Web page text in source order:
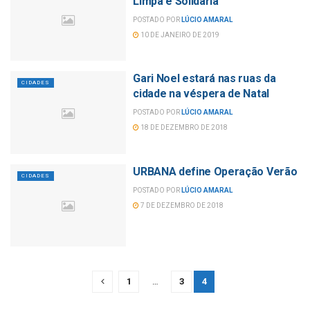
POSTADO POR LÚCIO AMARAL
10 DE JANEIRO DE 2019
CIDADES
Gari Noel estará nas ruas da
cidade na véspera de Natal
POSTADO POR LÚCIO AMARAL
18 DE DEZEMBRO DE 2018
CIDADES URBANA define Operação Verão
POSTADO POR LÚCIO AMARAL
7 DE DEZEMBRO DE 2018
1 … 3 4